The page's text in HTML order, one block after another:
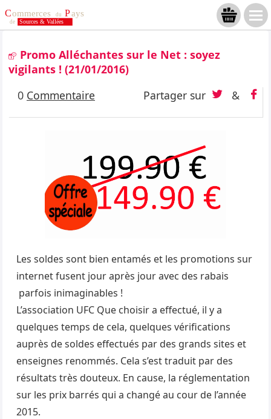
Promo Alléchantes sur le Net : soyez
vigilants ! (21/01/2016)
0 Commentaire Partager sur &
Les soldes sont bien entamés et les promotions sur
internet fusent jour après jour avec des rabais
parfois inimaginables !
L’association UFC Que choisir a effectué, il y a
quelques temps de cela, quelques vérifications
auprès de soldes effectués par des grands sites et
enseignes renommés. Cela s’est traduit par des
résultats très douteux. En cause, la réglementation
sur les prix barrés qui a changé au cour de l’année
2015.